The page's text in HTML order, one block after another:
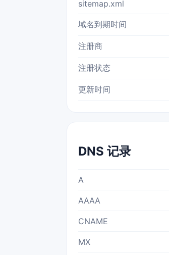
sitemap.xml
域名到期时间
注册商
注册状态
更新时间
DNS 记录
A
AAAA
CNAME
MX